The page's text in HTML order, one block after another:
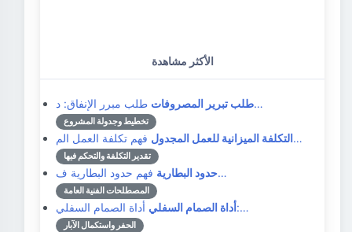
الأكثر مشاهدة
طلب تبرير المصروفاتطلب مبرر الإنفاق: د…
تخطيط وجدولة المشروع
التكلفة الميزانية للعمل المجدولفهم تكلفة العمل الم…
تقدير التكلفة والتحكم فيها
حدود البطاريةفهم حدود البطارية ف…
المصطلحات الفنية العامة
أداة الصمام السفليأداة الصمام السفلي:…
الحفر واستكمال الآبار